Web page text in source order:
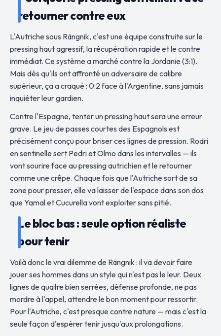
retourner contre eux
L'Autriche sous Rängnik, c'est une équipe construite sur le
pressing haut agressif, la récupération rapide et le contre
immédiat. Ce système a marché contre la Jordanie (3:1).
Mais dès qu'ils ont affronté un adversaire de calibre
supérieur, ça a craqué : 0:2 face à l'Argentine, sans jamais
inquiéter leur gardien.
Contre l'Espagne, tenter un pressing haut sera une erreur
grave. Le jeu de passes courtes des Espagnols est
précisément conçu pour briser ces lignes de pression. Rodri
en sentinelle sert Pedri et Olmo dans les intervalles — ils
vont sourire face au pressing autrichien et le retourner
comme une crêpe. Chaque fois que l'Autriche sort de sa
zone pour presser, elle va laisser de l'espace dans son dos
que Yamal et Cucurella vont exploiter sans pitié.
Le bloc bas : seule option réaliste
pour tenir
Voilà donc le vrai dilemme de Rängnik : il va devoir faire
jouer ses hommes dans un style qui n'est pas le leur. Deux
lignes de quatre bien serrées, défense profonde, ne pas
mordre à l'appel, attendre le bon moment pour ressortir.
Pour l'Autriche, c'est presque contre nature — mais c'est la
seule façon d'espérer tenir jusqu'aux prolongations.